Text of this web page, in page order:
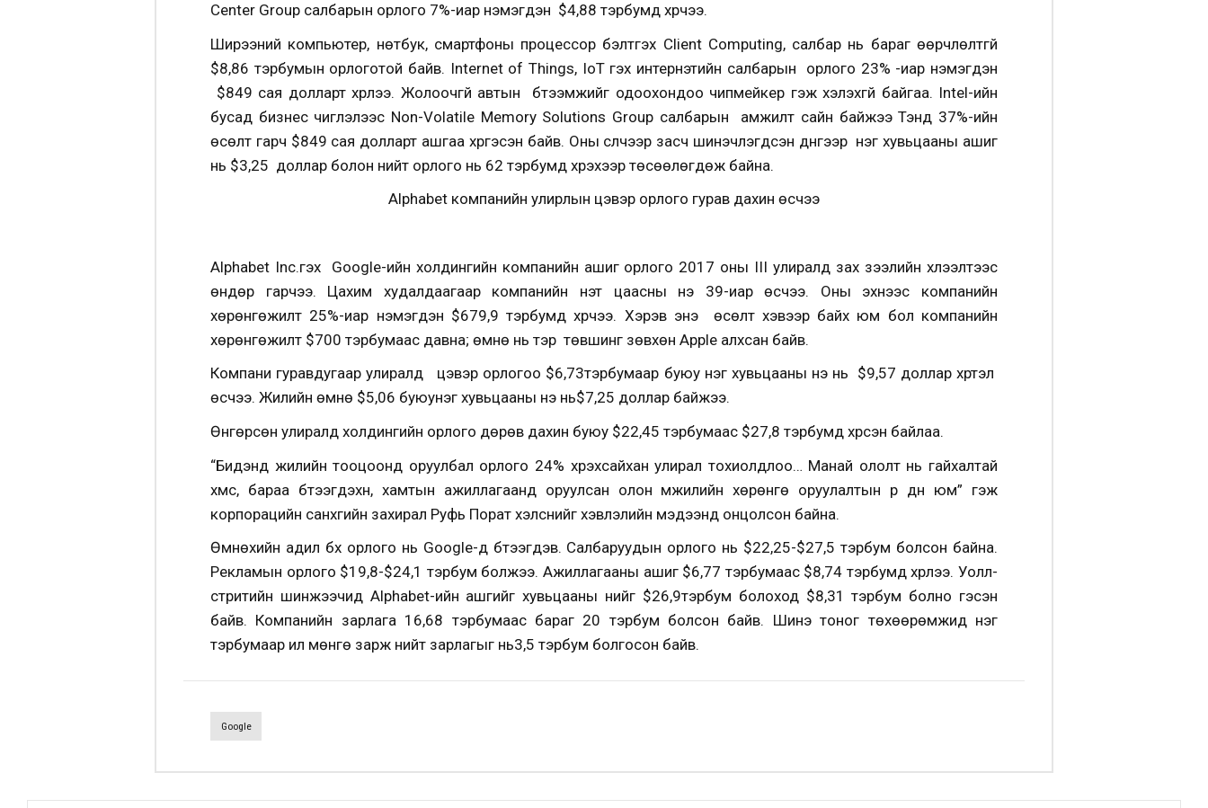
Center Group салбарын орлого 7%-иар нэмэгдэн $4,88 тэрбумд хүрчээ.
Ширээний компьютер, нөүтбук, смартфоны процессор бэлтгэх Client Computing, салбар нь бараг өөрчлөлтгүй
$8,86 тэрбумын орлоготой байв. Internet of Things, IoT гэх интернэтийн салбарын орлого 23% -иар нэмэгдэн
$849 сая долларт хүрлээ. Жолоочгүй автын бүтээмжийг одоохондоо чипмейкер гэж хэлэхгүй байгаа. Intel-ийн
бусад бизнес чиглэлээс Non-Volatile Memory Solutions Group салбарын амжилт сайн байжээ Тэнд 37%-ийн
өсөлт гарч $849 сая долларт ашгаа хүргэсэн байв. Оны сүүлчээр засч шинэчлэгдсэн дүнгээр нэг хувьцааны ашиг
нь $3,25 доллар болон нийт орлого нь 62 тэрбумд хүрэхээр төсөөлөгдөж байна.
Alphabet компанийн улирлын цэвэр орлого гурав дахин өсчээ
Alphabet Inc.гэх Google-ийн холдингийн компанийн ашиг орлого 2017 оны III улиралд зах зээлийн хүлээлтээс
өндөр гарчээ. Цахим худалдаагаар компанийн үнэт цаасны үнэ 39-иар өсчээ. Оны эхнээс компанийн
хөрөнгөжилт 25%-иар нэмэгдэн $679,9 тэрбумд хүрчээ. Хэрэв энэ өсөлт хэвээр байх юм бол компанийн
хөрөнгөжилт $700 тэрбумаас давна; өмнө нь тэр төвшинг зөвхөн Apple алхсан байв.
Компани гуравдугаар улиралд цэвэр орлогоо $6,73тэрбумаар буюу нэг хувьцааны үнэ нь $9,57 доллар хүртэл
өсчээ. Жилийн өмнө $5,06 буюунэг хувьцааны үнэ нь$7,25 доллар байжээ.
Өнгөрсөн улиралд холдингийн орлого дөрөв дахин буюу $22,45 тэрбумаас $27,8 тэрбумд хүрсэн байлаа.
“Бидэнд жилийн тооцоонд оруулбал орлого 24% хүрэхсайхан улирал тохиолдлоо… Манай ололт нь гайхалтай
хүмүүс, бараа бүтээгдэхүүн, хамтын ажиллагаанд оруулсан олон мжилийн хөрөнгө оруулалтын үр дүн юм” гэж
корпорацийн санхүүгийн захирал Руфь Порат хэлснийг хэвлэлийн мэдээнд онцолсон байна.
Өмнөхийн адил бүх орлого нь Google-д бүтээгдэв. Салбаруудын орлого нь $22,25-$27,5 тэрбум болсон байна.
Рекламын орлого $19,8-$24,1 тэрбум болжээ. Ажиллагааны ашиг $6,77 тэрбумаас $8,74 тэрбумд хүрлээ. Уолл-
стритийн шинжээчид Alphabet-ийн ашгийг хувьцааны үнийг $26,9тэрбум болоход $8,31 тэрбум болно гэсэн
байв. Компанийн зарлага 16,68 тэрбумаас бараг 20 тэрбум болсон байв. Шинэ тоног төхөөрөмжид нэг
тэрбумаар илүү мөнгө зарж нийт зарлагыг нь3,5 тэрбум болгосон байв.
Google